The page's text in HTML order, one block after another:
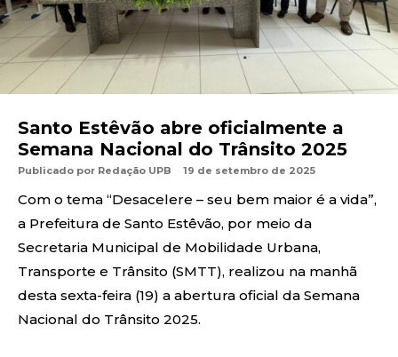
Santo Estêvão abre oficialmente a
Semana Nacional do Trânsito 2025
Publicado por Redação UPB 19 de setembro de 2025
Com o tema “Desacelere – seu bem maior é a vida”,
a Prefeitura de Santo Estêvão, por meio da
Secretaria Municipal de Mobilidade Urbana,
Transporte e Trânsito (SMTT), realizou na manhã
desta sexta-feira (19) a abertura oficial da Semana
Nacional do Trânsito 2025.